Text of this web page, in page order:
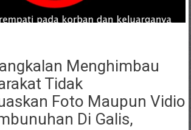
Menghimbau
Tidak
Foto Maupun Vidio
Di Galis,